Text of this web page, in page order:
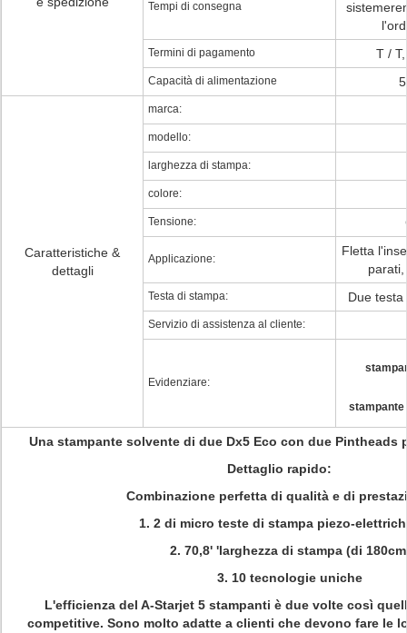
Tempi di consegna
Termini di pagamento T /
Capacità di alimentazione
Caratteristiche &
dettagli
marca:
modello:
larghezza di stampa:
colore:
Tensione:
Applicazione:
Fletta
Testa di stampa: Due
Servizio di assistenza al cliente:
Evidenziare:
stampante
Una stampante solvente di due Dx5 Eco con due Pintheads
Dettaglio rapido:
Combinazione perfetta di qualità e di
1. 2 di micro teste di stampa piezo-
2. 70,8' 'larghezza di stampa (di
3. 10 tecnologie uniche
L'efficienza del A-Starjet 5 stampanti è due volte così
competitive. Sono molto adatte a clienti che devono fare le